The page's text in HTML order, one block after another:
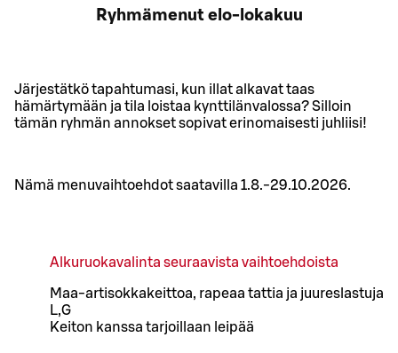
Ryhmämenut elo-lokakuu
Järjestätkö tapahtumasi, kun illat alkavat taas
hämärtymään ja tila loistaa kynttilänvalossa? Silloin
tämän ryhmän annokset sopivat erinomaisesti juhliisi!
Nämä menuvaihtoehdot saatavilla 1.8.-29.10.2026.
Alkuruokavalinta seuraavista vaihtoehdoista
Maa-artisokkakeittoa, rapeaa tattia ja juureslastuja
L,G
Keiton kanssa tarjoillaan leipää